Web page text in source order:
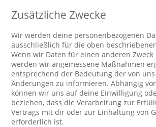
Zusätzliche Zwecke
Wir werden deine personenbezogenen
ausschließlich für die oben
Wenn wir Daten für einen anderen
werden wir angemessene Maßnahmen
entsprechend der Bedeutung der von
Änderungen zu informieren. Abhängig
können wir uns auf deine Einwilligung
beziehen, dass die Verarbeitung zur
Vertrags mit dir oder zur Einhaltung von
erforderlich ist.